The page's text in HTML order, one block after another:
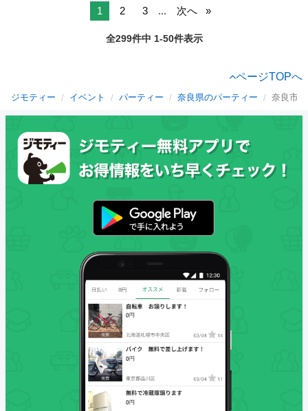
1 2 3 ... 次へ
全299件中 1-50件表示
ページTOPへ
ジモティー イベント パーティー 奈良県のパーティー 奈良市